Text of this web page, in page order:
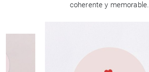
coherente y memorable.